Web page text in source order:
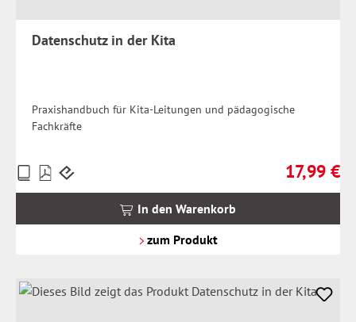
Datenschutz in der Kita
Praxishandbuch für Kita-Leitungen und pädagogische
Fachkräfte
Regulärer
17,99 €
Preise
inkl.
In den Warenkorb
zum Produkt